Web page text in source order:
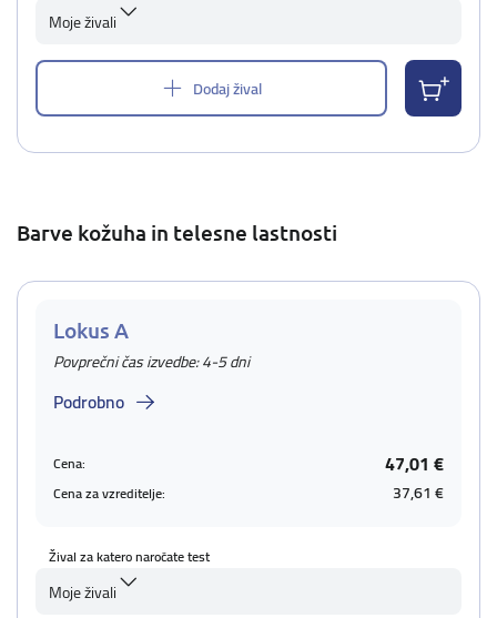
Moje živali
Dodaj žival
Barve kožuha in telesne lastnosti
Lokus A
Povprečni čas izvedbe: 4-5 dni
Podrobno
Cena: 47,01 €
Cena za vzreditelje: 37,61 €
Žival za katero naročate test
Moje živali